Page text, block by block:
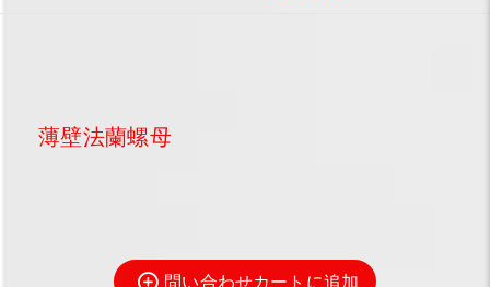
薄壁法蘭螺母
問い合わせカートに追加